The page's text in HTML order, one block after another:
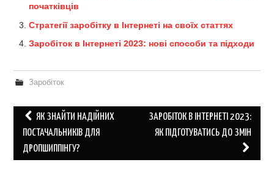
початківців
Стратегії заробітку в Інтернеті на своїх статтях
Заробіток в Інтернеті 2023: нові способи та підходи
Заробіток
Post
navigation
ЯК ЗНАЙТИ НАДІЙНИХ
ПОСТАЧАЛЬНИКІВ ДЛЯ
ДРОПШИППІНГУ?
ЗАРОБІТОК В ІНТЕРНЕТІ 2023:
ЯК ПІДГОТУВАТИСЬ ДО ЗМІН